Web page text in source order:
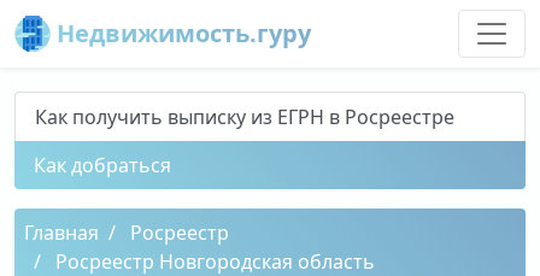
Недвижимость.гуру
Как получить выписку из ЕГРН в Росреестре
Как добраться
Главная
Росреестр
Росреестр Новгородская область